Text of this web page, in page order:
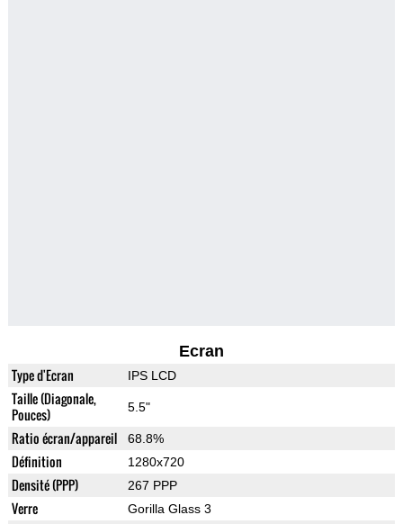
Ecran
Type d'Ecran IPS LCD
Taille (Diagonale,
Pouces)
5.5"
Ratio écran/appareil 68.8%
Définition 1280x720
Densité (PPP) 267 PPP
Verre Gorilla Glass 3